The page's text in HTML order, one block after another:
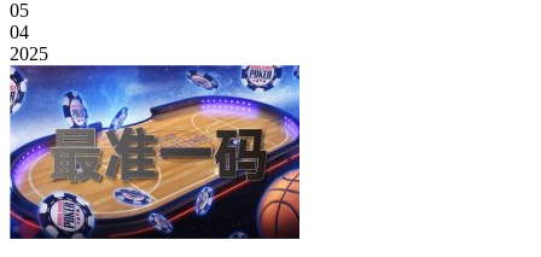
05
04
2025